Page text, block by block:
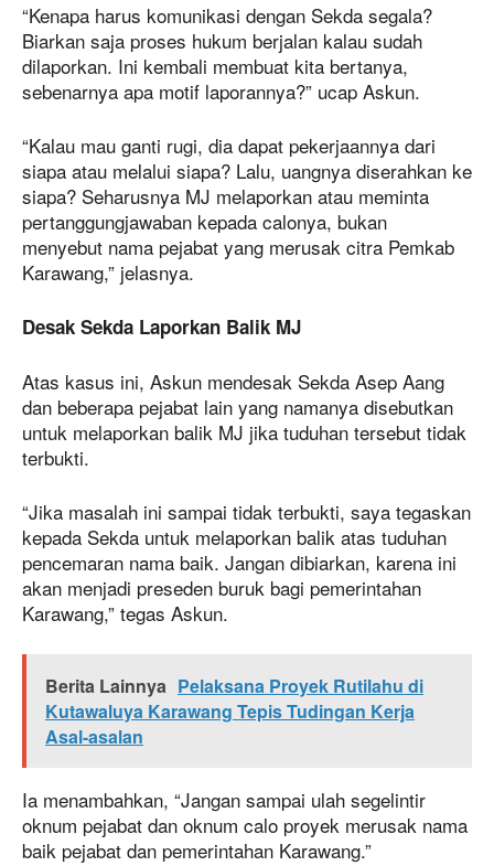
“Kenapa harus komunikasi dengan Sekda segala?
Biarkan saja proses hukum berjalan kalau sudah
dilaporkan. Ini kembali membuat kita bertanya,
sebenarnya apa motif laporannya?” ucap Askun.
“Kalau mau ganti rugi, dia dapat pekerjaannya dari
siapa atau melalui siapa? Lalu, uangnya diserahkan ke
siapa? Seharusnya MJ melaporkan atau meminta
pertanggungjawaban kepada calonya, bukan
menyebut nama pejabat yang merusak citra Pemkab
Karawang,” jelasnya.
Desak Sekda Laporkan Balik MJ
Atas kasus ini, Askun mendesak Sekda Asep Aang
dan beberapa pejabat lain yang namanya disebutkan
untuk melaporkan balik MJ jika tuduhan tersebut tidak
terbukti.
“Jika masalah ini sampai tidak terbukti, saya tegaskan
kepada Sekda untuk melaporkan balik atas tuduhan
pencemaran nama baik. Jangan dibiarkan, karena ini
akan menjadi preseden buruk bagi pemerintahan
Karawang,” tegas Askun.
Berita Lainnya Pelaksana Proyek Rutilahu di
Kutawaluya Karawang Tepis Tudingan Kerja
Asal-asalan
Ia menambahkan, “Jangan sampai ulah segelintir
oknum pejabat dan oknum calo proyek merusak nama
baik pejabat dan pemerintahan Karawang.”